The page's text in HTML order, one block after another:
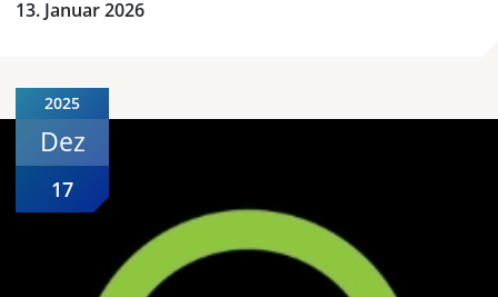
13. Januar 2026
2025
Dez
17